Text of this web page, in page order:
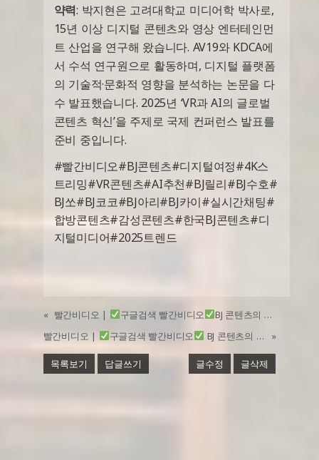
약력: 박지현은 고려대학교 미디어학 박사로,
15년 이상 디지털 콘텐츠와 영상 엔터테인먼
트 산업을 연구해 왔습니다. AV19와 KDCA에
서 수석 연구원으로 활동하며, 디지털 플랫폼
의 기술적·문화적 영향을 분석하는 논문을 다
수 발표했습니다. 2025년 ‘VR과 AI의 글로벌
콘텐츠 혁신’을 주제로 국제 컨퍼런스 발표를
준비 중입니다.
#빨간비디오#BJ콘텐츠#디지털여정#4K스
트리밍#VR콘텐츠#AI추천#BJ릴리#BJ수호#
BJ쏘#BJ코코#BJ아리#BJ카이#실시간채팅#
합방콘텐츠#감성콘텐츠#한국BJ콘텐츠#디
지털미디어#2025트렌드
« 빨간비디오 | 구글검색 빨간비디오
BJ 콘텐츠의 디지털 여정
빨간비디오 |
구글검색 빨간비디오 BJ 콘텐츠의 디지털 오디세이 »
목록보기 답글쓰기 글수정 글삭제